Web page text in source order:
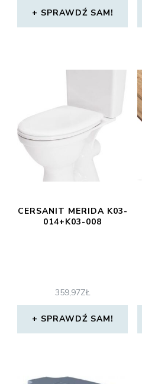
SPRAWDŹ SAM!
CERSANIT MERIDA K03-
014+K03-008
359,97ZŁ
SPRAWDŹ SAM!